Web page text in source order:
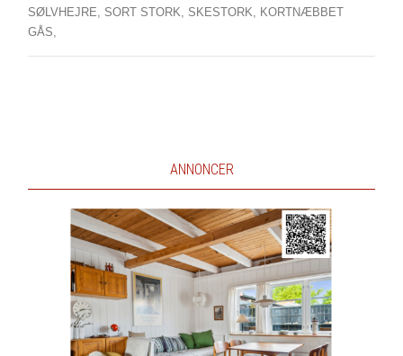
SØLVHEJRE, SORT STORK, SKESTORK, KORTNÆBBET
GÅS,
ANNONCER